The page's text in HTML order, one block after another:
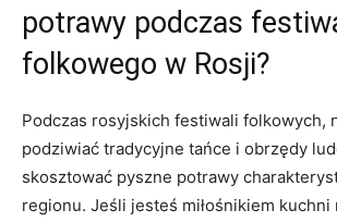
potrawy podczas⁤
folkowego w Rosji?
Podczas rosyjskich festiwali folkowych,
podziwiać tradycyjne ​tańce i obrzędy​
skosztować pyszne potrawy
regionu.​ Jeśli‌ jesteś miłośnikiem⁢ kuchni